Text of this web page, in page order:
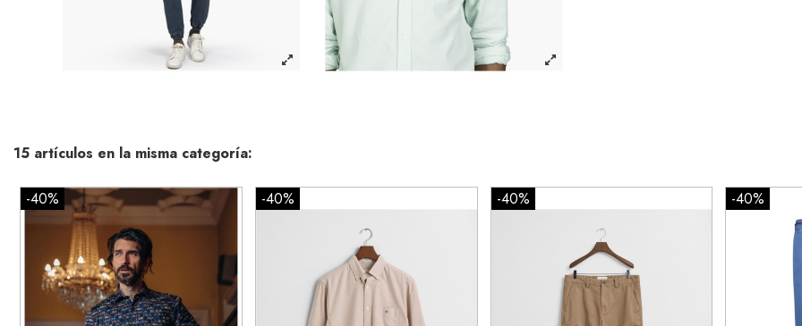
15 artículos en la misma categoría:
-40% -40% -40% -40%